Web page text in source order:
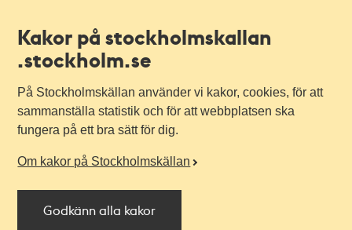
Kakor på stockholmskallan
.stockholm.se
På Stockholmskällan använder vi kakor, cookies, för att
sammanställa statistik och för att webbplatsen ska
fungera på ett bra sätt för dig.
Om kakor på Stockholmskällan
Godkänn alla kakor